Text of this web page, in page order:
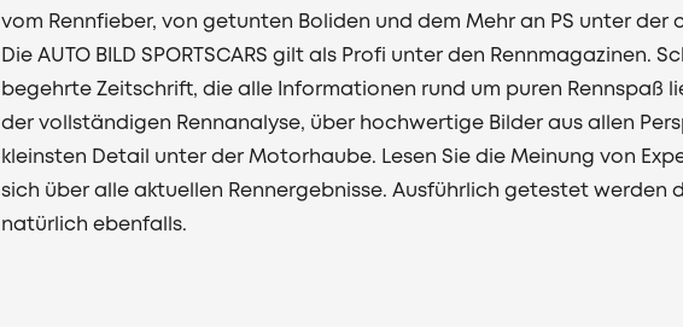
vom Rennfieber, von getunten Boliden und dem Mehr an PS unter der
Die AUTO BILD SPORTSCARS gilt als Profi unter den Rennmagazinen.
begehrte Zeitschrift, die alle Informationen rund um puren Rennspaß
der vollständigen Rennanalyse, über hochwertige Bilder aus allen
kleinsten Detail unter der Motorhaube. Lesen Sie die Meinung von
sich über alle aktuellen Rennergebnisse. Ausführlich getestet werden
natürlich ebenfalls.